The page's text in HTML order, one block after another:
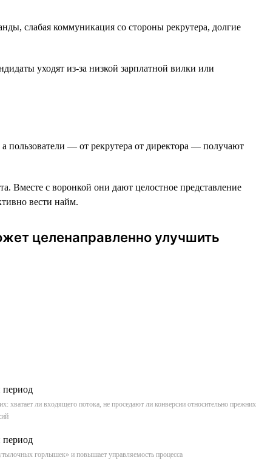
слабая коммуникация со стороны рекрутера, долгие
уходят из-за низкой зарплатной вилки или
пользователи — от рекрутера от директора — получают
Вместе c воронкой они дают целостное представление
вести найм.
целенаправленно улучшить
хватает ли входящего потока, не проседают ли конверсии относительно прежних
горлышек» и повышает управляемость процесса